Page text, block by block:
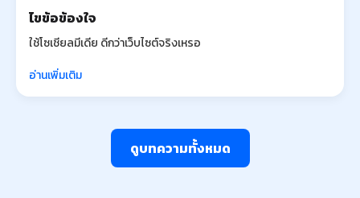
ไขข้อข้องใจ
ใช้โซเชียลมีเดีย ดีกว่าเว็บไซต์จริงเหรอ
อ่านเพิ่มเติม
ดูบทความทั้งหมด